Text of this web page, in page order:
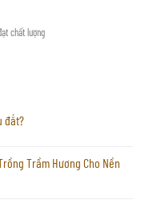
chất lượng
đắt?
Trầm Hương Cho Nền